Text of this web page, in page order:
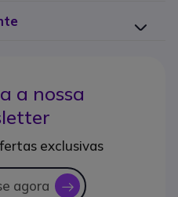
a nossa
exclusivas
agora icon